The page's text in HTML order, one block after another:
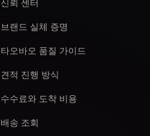
신뢰 센터
브랜드 실체 증명
타오바오 품질 가이드
견적 진행 방식
수수료와 도착 비용
배송 조회